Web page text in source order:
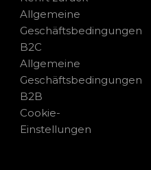
Allgemeine
Geschäftsbedingungen
B2C
Allgemeine
Geschäftsbedingungen
B2B
Cookie-
Einstellungen